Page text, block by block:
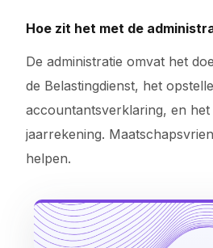
Hoe zit het met de
De administratie omvat het
de Belastingdienst, het
accountantsverklaring, en
jaarrekening.
helpen.